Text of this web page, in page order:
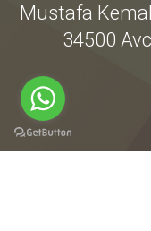
Mustafa
34500